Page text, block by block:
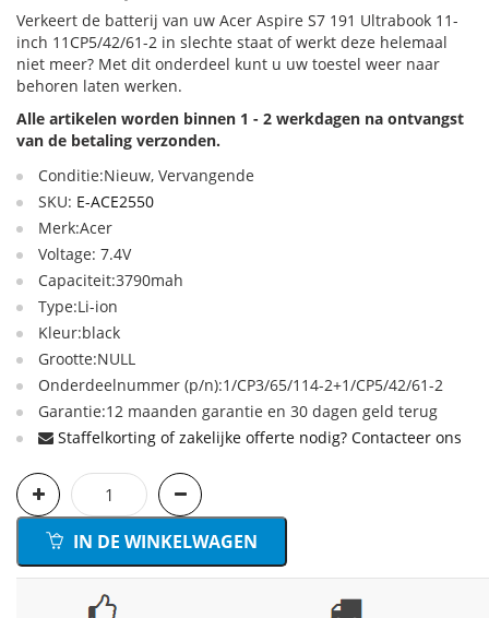
Verkeert de batterij van uw Acer Aspire S7 191 Ultrabook 11-
inch 11CP5/42/61-2 in slechte staat of werkt deze helemaal
niet meer? Met dit onderdeel kunt u uw toestel weer naar
behoren laten werken.
Alle artikelen worden binnen 1 - 2 werkdagen na ontvangst
van de betaling verzonden.
Conditie:Nieuw, Vervangende
SKU: E-ACE2550
Merk:Acer
Voltage: 7.4V
Capaciteit:3790mah
Type:Li-ion
Kleur:black
Grootte:NULL
Onderdeelnummer (p/n):1/CP3/65/114-2+1/CP5/42/61-2
Garantie:12 maanden garantie en 30 dagen geld terug
Staffelkorting of zakelijke offerte nodig? Contacteer ons
IN DE WINKELWAGEN